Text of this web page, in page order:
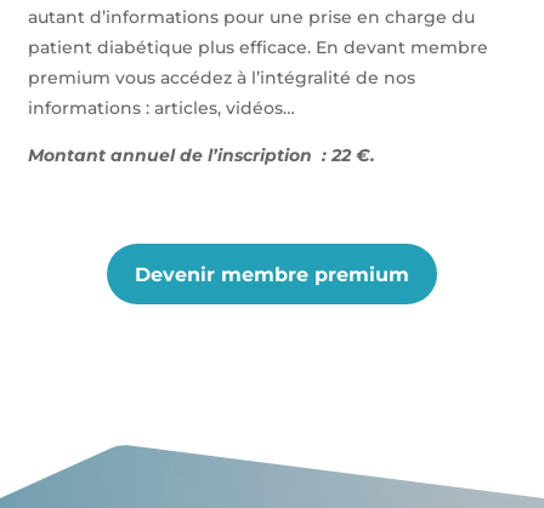
autant d’informations pour une prise en charge du
patient diabétique plus efficace. En devant membre
premium vous accédez à l’intégralité de nos
informations : articles, vidéos…
Montant annuel de l’inscription : 22 €.
Devenir membre premium